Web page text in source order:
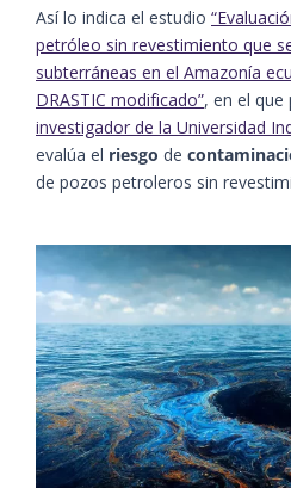
Así lo indica el estudio
petróleo sin revestimiento que
subterráneas en el Amazonía
DRASTIC modificado”, en el que
investigador de la Universidad
evalúa el riesgo de
de pozos petroleros sin